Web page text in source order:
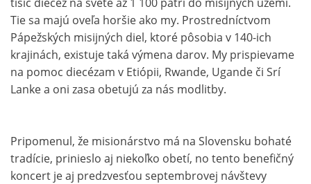
Tie sa majú oveľa horšie ako my. Prostredníctvom
Pápežských misijných diel, ktoré pôsobia v 140-ich
krajinách, existuje taká výmena darov. My prispievame
na pomoc diecézam v Etiópii, Rwande, Ugande či Srí
Lanke a oni zasa obetujú za nás modlitby.
Pripomenul, že misionárstvo má na Slovensku bohaté
tradície, prinieslo aj niekoľko obetí, no tento benefičný
koncert je aj predzvesťou septembrovej návštevy